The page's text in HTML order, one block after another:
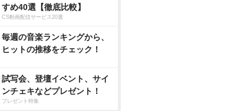
すめ40選【徹底比較】
CS動画配信サービス20選
毎週の音楽ランキングから、
ヒットの推移をチェック！
試写会、登壇イベント、サイ
ンチェキなどプレゼント！
プレゼント特集